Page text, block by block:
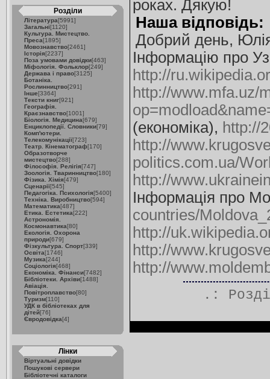
Розділи
Література[5991]
Загальні[1120]
Культура. Мистецтво.
Преса[1895]
Мовознавство[2461]
Історія[2237]
Поза умовами довідки[463]
Міфологія. Фольклор[249]
Держава і право[3125]
Ботаніка.
Рослинництво[291]
Інше[3364]
Тексти книг[921]
Географія.
Краєзнавство[1001]
Біологія. Медицина[679]
Енциклопедії. Словники[79]
Комп'ютери.
Телекомунікації[723]
Театр. Кінематограф[170]
Образотворче
мистецтво[288]
Філософія. Релігія[747]
Зоологія. Тваринництво[180]
Фізика. Хімія[479]
Сценарії[545]
Педагогіка. Психологія[5400]
Техніка. Виробництво[594]
Математика[487]
Етика. Естетика[222]
Астрономія.
Космонавтика[80]
Екологія. Охорона
природи[679]
Фізкультура. Спорт[339]
Освіта[1746]
Музика[244]
Соціологія[468]
Економіка. Фінанси[7482]
Бібліотеки. Архіви[1488]
Авіація.
Повітроплавство[80]
Туризм[110]
УДК в бібліотеках для
дітей[76]
Євродовідка[4]
Лінки
Віртуальні довідки
Пошукові сервери
Бібліотечні каталоги
роках. Дякую!
Наша відповідь:
Добрий день,
Інформацію про
http://
http://www.mfa.uz/
(економіка), http://
http://
politics.com.ua/
http://
Інформація про
countries/
http://
http://
http://
.: